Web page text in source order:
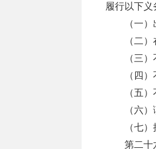
履行以下义
（一
（二
（三
（四
（五
（六
（七
第二十